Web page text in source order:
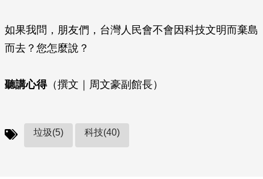
如果我問，朋友們，台灣人民會不會因科技文明而棄島
而去？您怎麼說？
聽講心得（撰文｜周文豪副館長）
垃圾(5) 科技(40)